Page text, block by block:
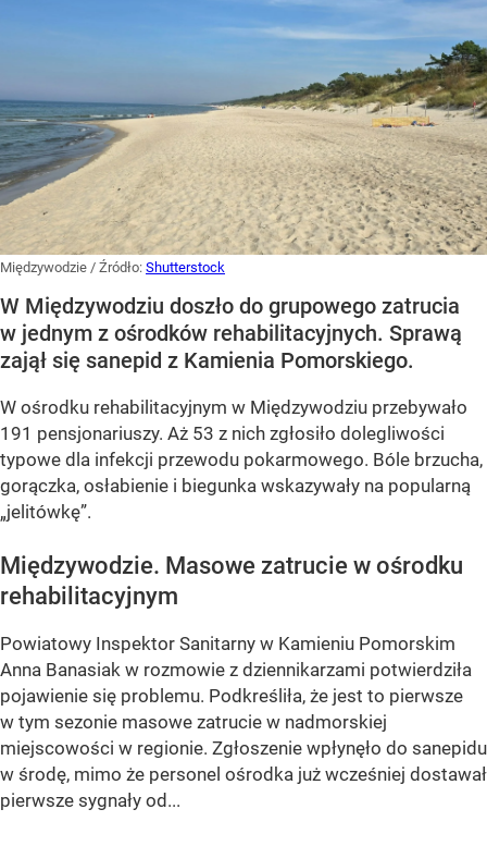
Międzywodzie / Źródło: Shutterstock
W Międzywodziu doszło do grupowego zatrucia
w jednym z ośrodków rehabilitacyjnych. Sprawą
zajął się sanepid z Kamienia Pomorskiego.
W ośrodku rehabilitacyjnym w Międzywodziu przebywało
191 pensjonariuszy. Aż 53 z nich zgłosiło dolegliwości
typowe dla infekcji przewodu pokarmowego. Bóle brzucha,
gorączka, osłabienie i biegunka wskazywały na popularną
„jelitówkę”.
Międzywodzie. Masowe zatrucie w ośrodku
rehabilitacyjnym
Powiatowy Inspektor Sanitarny w Kamieniu Pomorskim
Anna Banasiak w rozmowie z dziennikarzami potwierdziła
pojawienie się problemu. Podkreśliła, że jest to pierwsze
w tym sezonie masowe zatrucie w nadmorskiej
miejscowości w regionie. Zgłoszenie wpłynęło do sanepidu
w środę, mimo że personel ośrodka już wcześniej dostawał
pierwsze sygnały od...